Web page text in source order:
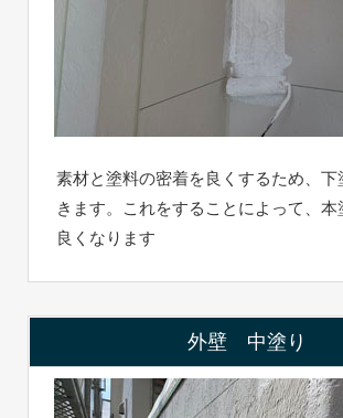
素材と塗料の密着を良くするため、下
きます。これをすることによって、本
良くなります
外壁 中塗り